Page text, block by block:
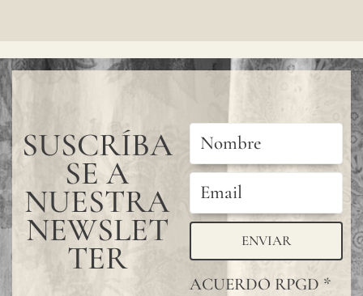
SUSCRÍBA
SE A
NUESTRA
NEWSLET
TER ENVIAR
ACUERDO RPGD *